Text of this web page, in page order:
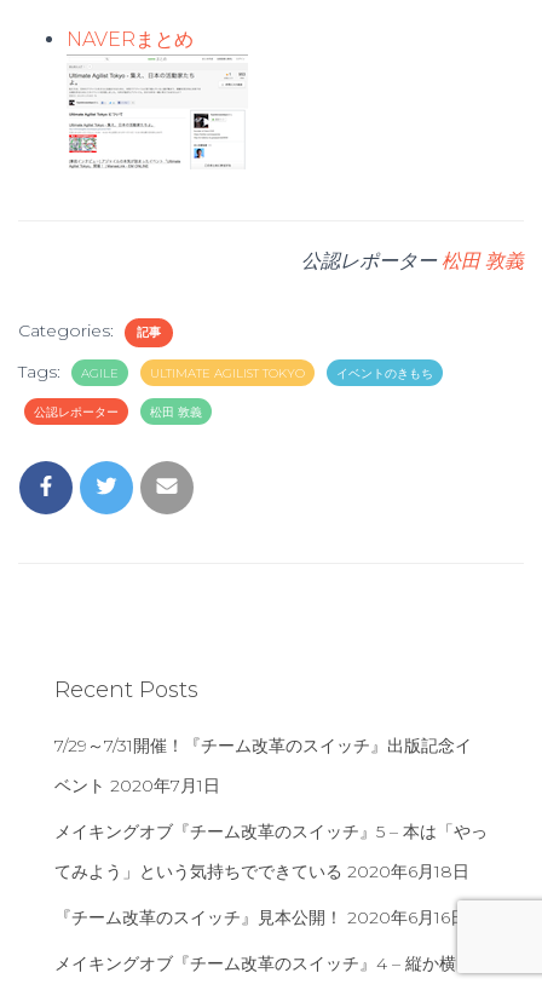
NAVERまとめ
公認レポーター松田 敦義
Categories: 記事
Tags: AGILE ULTIMATE AGILIST TOKYO イベントのきもち
公認レポーター 松田 敦義
Recent Posts
7/29～7/31開催！『チーム改革のスイッチ』出版記念イ
ベント 2020年7月1日
メイキングオブ『チーム改革のスイッチ』5 – 本は「やっ
てみよう」という気持ちでできている 2020年6月18日
『チーム改革のスイッチ』見本公開！ 2020年6月16日
メイキングオブ『チーム改革のスイッチ』4 – 縦か横